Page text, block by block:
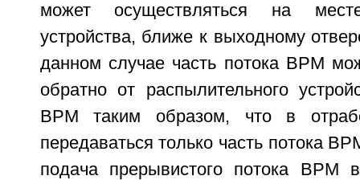
может осуществляться на
устройства, ближе к выходному
данном случае часть потока ВРМ
обратно от распылительного
ВРМ таким образом, что в
передаваться только часть потока
подача прерывистого потока